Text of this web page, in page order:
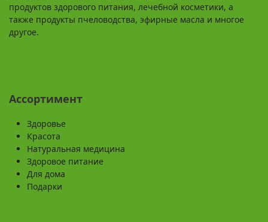
продуктов здорового питания, лечебной косметики, а
также продукты пчеловодства, эфирные масла и многое
другое.
Ассортимент
Здоровье
Красота
Натуральная медицина
Здоровое питание
Для дома
Подарки